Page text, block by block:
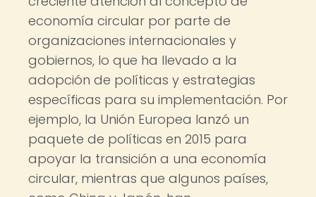
economía circular por parte de
organizaciones internacionales y
gobiernos, lo que ha llevado a la
adopción de políticas y estrategias
específicas para su implementación. Por
ejemplo, la Unión Europea lanzó un
paquete de políticas en 2015 para
apoyar la transición a una economía
circular, mientras que algunos países,